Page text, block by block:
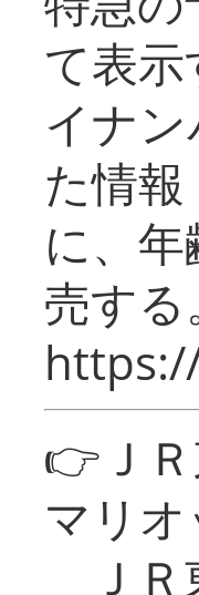
て表
イナ
た情
に、
売す
👉Ｊ
マリ
ＪＲ